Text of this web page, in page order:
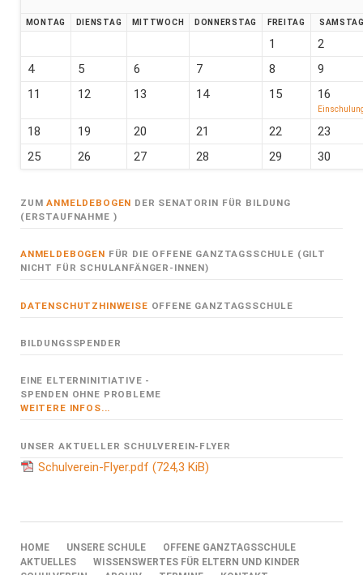
MO NTAG DI ENSTAG MI TTWOCH DO NNERSTAG FR EITAG SA
1
2
4
5 6 7 8
9
11
12 13 14 15 16
18 19 20 21 22
23
25
26 27 28 29 30
ZUMANMELDEBOGEN DER SENATORIN FÜR BILDUNG
(ERSTAUFNAHME )
ANMELDEBOGEN FÜR DIE OFFENE GANZTAGSSCHULE (GILT
NICHT FÜR SCHULANFÄNGER-INNEN)
DATENSCHUTZHINWEISE OFFENE GANZTAGSSCHULE
BILDUNGSSPENDER
EINE ELTERNINITIATIVE -
SPENDEN OHNE PROBLEME
WEITERE INFOS...
UNSER AKTUELLER SCHULVEREIN-FLYER
Schulverein-Flyer.pdf (724,3 KiB)
NAVIGATION
ÜBERSPRINGEN
HOME UNSERE SCHULE
OFFENE GANZTAGSSCHULE
AKTUELLES
WISSENSWERTES FÜR ELTERN UND KINDER